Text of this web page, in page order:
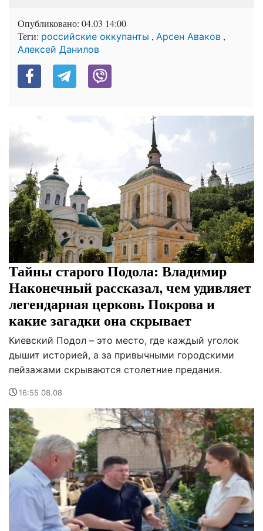
Опубликовано: 04.03 14:00
Теги: российские оккупанты , Арсен Аваков ,
Алексей Данилов
Тайны старого Подола: Владимир
Наконечный рассказал, чем удивляет
легендарная церковь Покрова и
какие загадки она скрывает
Киевский Подол – это место, где каждый уголок
дышит историей, а за привычными городскими
пейзажами скрываются столетние предания.
16:55 08.08